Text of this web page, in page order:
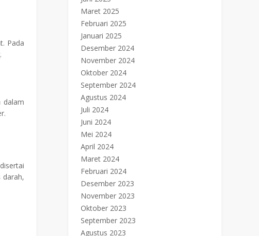
Pada
dalam
darah,
Maret 2025
Februari 2025
Januari 2025
Desember 2024
November 2024
Oktober 2024
September 2024
Agustus 2024
Juli 2024
Juni 2024
Mei 2024
April 2024
Maret 2024
Februari 2024
Desember 2023
November 2023
Oktober 2023
September 2023
Agustus 2023